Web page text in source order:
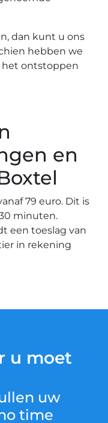
dan kunt u ons
hebben we
het ontstoppen
en
79 euro. Dit is
minuten.
een toeslag van
in rekening
u moet
uw
time